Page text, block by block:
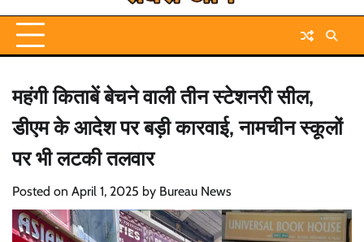
महंगी किताबें बेचने वाली तीन स्टेशनरी सील,
डीएम के आदेश पर बड़ी कारवाई, नामचीन स्कूलों
पर भी लटकी तलवार
Posted on April 1, 2025 by Bureau News